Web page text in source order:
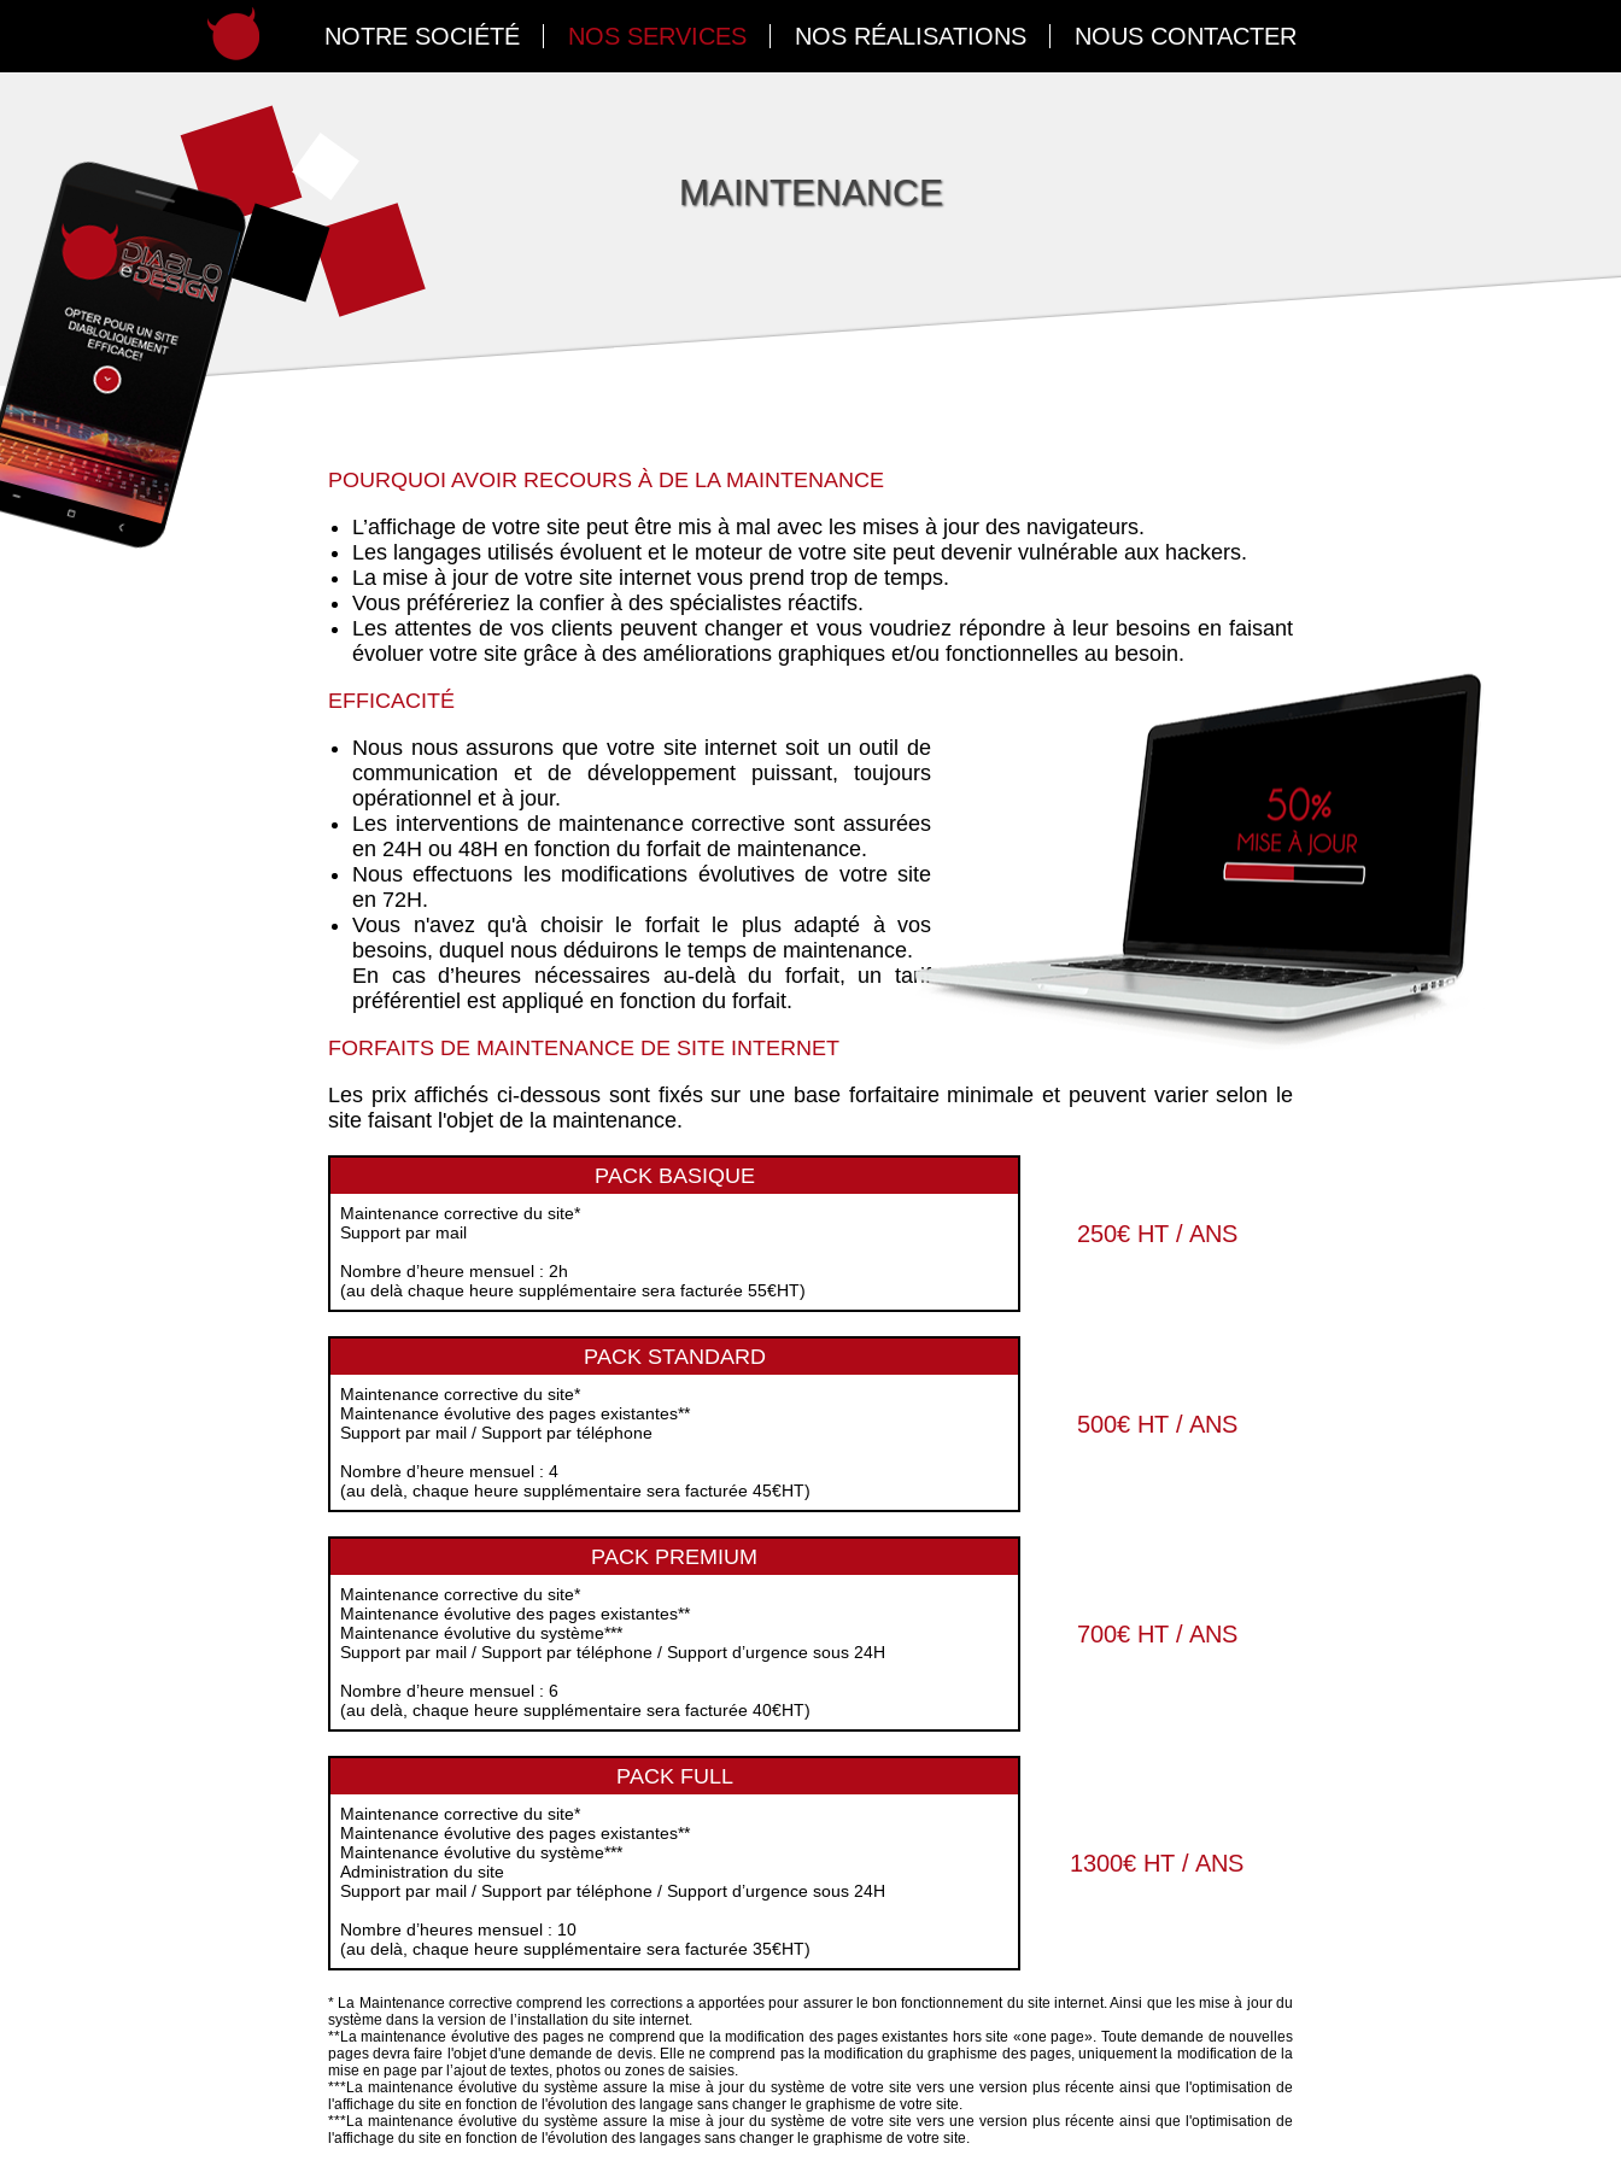
NOTRE SOCIÉTÉ NOS SERVICES NOS RÉALISATIONS NOUS CONTACTER
Création site internet
Maintenance
Référencement
Nos réalisations
Nous contacter
MAINTENANCE
POURQUOI AVOIR RECOURS À DE LA MAINTENANCE
L’affichage de votre site peut être mis à mal avec les mises à jour des navigateurs.
Les langages utilisés évoluent et le moteur de votre site peut devenir vulnérable aux hackers.
La mise à jour de votre site internet vous prend trop de temps.
Vous préféreriez la confier à des spécialistes réactifs.
Les attentes de vos clients peuvent changer et vous voudriez répondre à leur besoins en faisant
évoluer votre site grâce à des améliorations graphiques et/ou fonctionnelles au besoin.
EFFICACITÉ
Nous nous assurons que votre site internet soit un outil de
communication et de développement puissant, toujours
opérationnel et à jour.
Les interventions de maintenance corrective sont assurées
en 24H ou 48H en fonction du forfait de maintenance.
Nous effectuons les modifications évolutives de votre site
en 72H.
Vous n'avez qu'à choisir le forfait le plus adapté à vos
besoins, duquel nous déduirons le temps de maintenance.
En cas d’heures nécessaires au-delà du forfait, un tarif
préférentiel est appliqué en fonction du forfait.
FORFAITS DE MAINTENANCE DE SITE INTERNET
Les prix affichés ci-dessous sont fixés sur une base forfaitaire minimale et peuvent varier selon le
site faisant l'objet de la maintenance.
PACK BASIQUE
Maintenance corrective du site*
Support par mail
Nombre d’heure mensuel : 2h
(au delà chaque heure supplémentaire sera facturée 55€HT)
250€ HT / ANS
PACK STANDARD
Maintenance corrective du site*
Maintenance évolutive des pages existantes**
Support par mail / Support par téléphone
Nombre d’heure mensuel : 4
(au delà, chaque heure supplémentaire sera facturée 45€HT)
500€ HT / ANS
PACK PREMIUM
Maintenance corrective du site*
Maintenance évolutive des pages existantes**
Maintenance évolutive du système***
Support par mail / Support par téléphone / Support d’urgence sous 24H
Nombre d’heure mensuel : 6
(au delà, chaque heure supplémentaire sera facturée 40€HT)
700€ HT / ANS
PACK FULL
Maintenance corrective du site*
Maintenance évolutive des pages existantes**
Maintenance évolutive du système***
Administration du site
Support par mail / Support par téléphone / Support d’urgence sous 24H
Nombre d’heures mensuel : 10
(au delà, chaque heure supplémentaire sera facturée 35€HT)
1300€ HT / ANS
* La Maintenance corrective comprend les corrections a apportées pour assurer le bon fonctionnement du site internet. Ainsi que les mise à jour du
système dans la version de l’installation du site internet.
**La maintenance évolutive des pages ne comprend que la modification des pages existantes hors site «one page». Toute demande de nouvelles
pages devra faire l'objet d'une demande de devis. Elle ne comprend pas la modification du graphisme des pages, uniquement la modification de la
mise en page par l’ajout de textes, photos ou zones de saisies.
***La maintenance évolutive du système assure la mise à jour du système de votre site vers une version plus récente ainsi que l'optimisation de
l'affichage du site en fonction de l'évolution des langage sans changer le graphisme de votre site.
***La maintenance évolutive du système assure la mise à jour du système de votre site vers une version plus récente ainsi que l'optimisation de
l'affichage du site en fonction de l'évolution des langages sans changer le graphisme de votre site.